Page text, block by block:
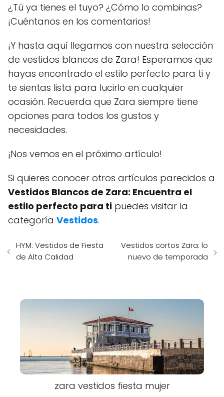
¿Tú ya tienes el tuyo? ¿Cómo lo combinas?
¡Cuéntanos en los comentarios!
¡Y hasta aquí llegamos con nuestra selección
de vestidos blancos de Zara! Esperamos que
hayas encontrado el estilo perfecto para ti y
te sientas lista para lucirlo en cualquier
ocasión. Recuerda que Zara siempre tiene
opciones para todos los gustos y
necesidades.
¡Nos vemos en el próximo artículo!
Si quieres conocer otros artículos parecidos a
Vestidos Blancos de Zara: Encuentra el
estilo perfecto para ti puedes visitar la
categoría Vestidos.
HYM: Vestidos de Fiesta
de Alta Calidad
Vestidos cortos Zara: lo
nuevo de temporada
zara vestidos fiesta mujer